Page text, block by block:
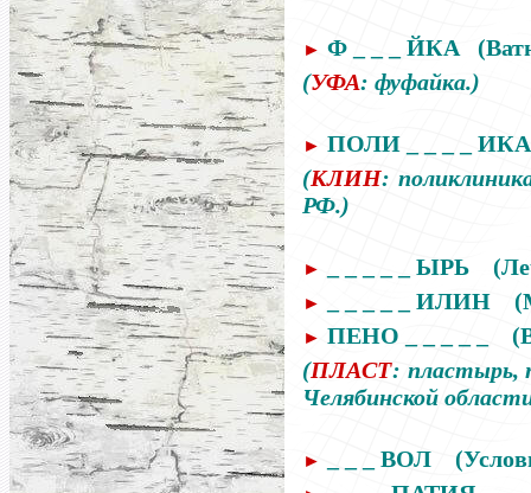
► Ф _ _ _ ЙКА
(УФА: фуфайка.)
► ПОЛИ _ _ _ _
(КЛИН:
РФ.)
► _ _ _ _ _ ЫРЬ
► _ _ _ _ _ ИЛИН
► ПЕНО _ _ _ _ _
(ПЛАСТ: пластырь,
Челябинской
► _ _ _ ВОЛ